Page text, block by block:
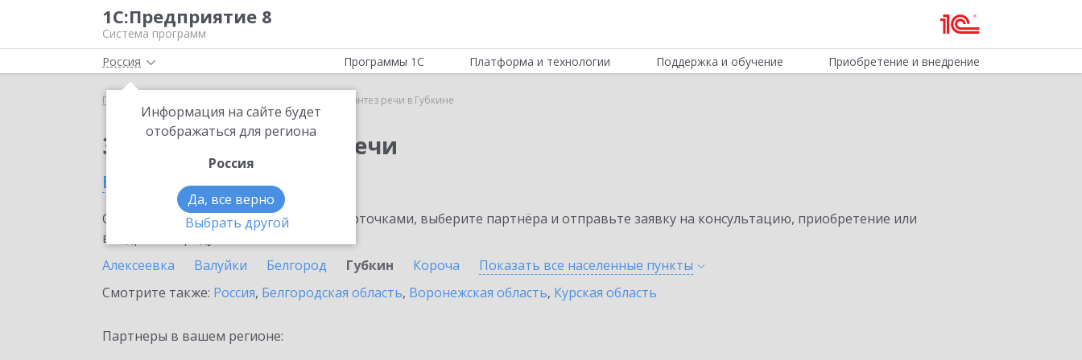
1С:Предприятие 8
Система программ
Россия
Информация на сайте будет
отображаться для региона
Россия
Да, все верно
Выбрать другой
Программы 1С Платформа и технологии Поддержка и обучение Приобретение и внедрение
Главная 1С:Синтез речи в Губкине
Заказать 1С:Синтез речи
в Губкине
Ознакомьтесь с информационными карточками, выберите партнёра и отправьте заявку на консультацию, приобретение или
внедрение продукта.
Алексеевка
Валуйки Белгород Губкин Короча Показать все населенные пункты
Смотрите также: Россия, Белгородская область, Воронежская область, Курская область
Партнеры в вашем регионе: